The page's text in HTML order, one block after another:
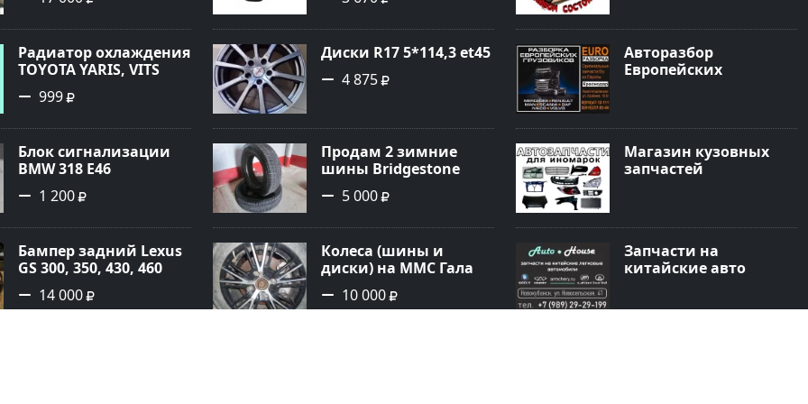
Радиатор охлаждения
TOYOTA YARIS, VITS
SCP10, 1SZF, 5264720
Краснодар
999
Блок сигнализации
BMW 318 E46
Краснодар
1 200
Бампер задний Lexus
GS 300, 350, 430, 460
Краснодар
14 000
Диски R17 5*114,3 et45
4 875
Продам 2 зимние
шины Bridgestone
5 000
Колеса (шины и
диски) на ММС Галант
114/3*4-х дырочные
10 000
Авторазбор
Европейских
Магазин кузовных
запчастей
Запчасти на
китайские авто